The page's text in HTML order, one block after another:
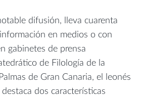
difusión, lleva cuarenta
en medios o con
gabinetes de prensa
de Filología de la
de Gran Canaria, el leonés
dos características